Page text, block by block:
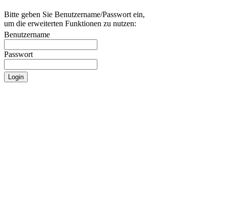
Bitte geben Sie Benutzername/Passwort ein,
um die erweiterten Funktionen zu nutzen:
Benutzername
Passwort